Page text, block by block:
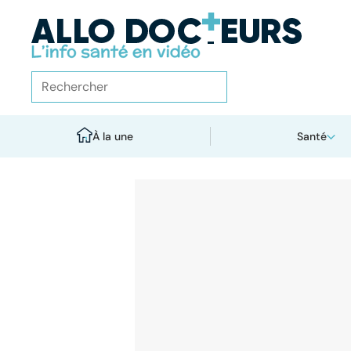
À la une Santé